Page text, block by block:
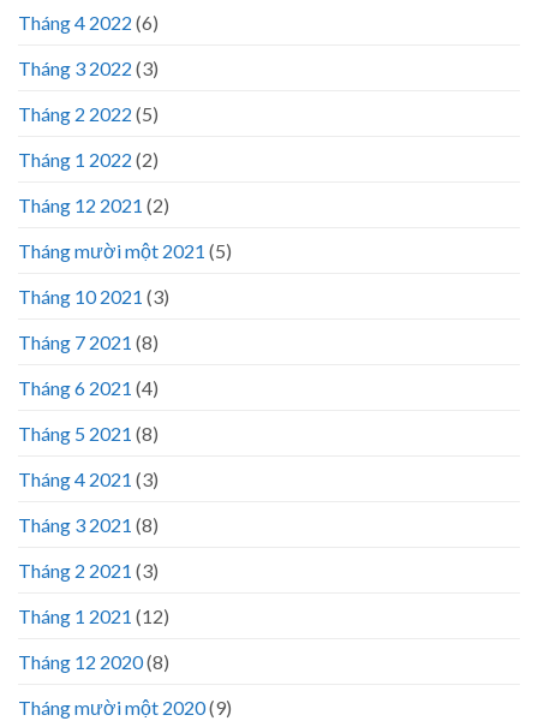
Tháng 4 2022 (6)
Tháng 3 2022 (3)
Tháng 2 2022 (5)
Tháng 1 2022 (2)
Tháng 12 2021 (2)
Tháng mười một 2021 (5)
Tháng 10 2021 (3)
Tháng 7 2021 (8)
Tháng 6 2021 (4)
Tháng 5 2021 (8)
Tháng 4 2021 (3)
Tháng 3 2021 (8)
Tháng 2 2021 (3)
Tháng 1 2021 (12)
Tháng 12 2020(8)
Tháng mười một 2020(9)